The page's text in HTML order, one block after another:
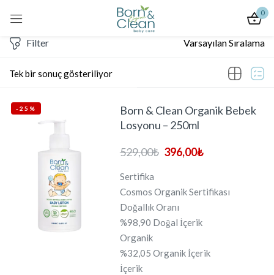
0
Tek bir sonuç gösteriliyor
Filter Varsayılan Sıralama
-25%
Born & Clean Organik Bebek
Losyonu – 250ml
529,00₺ 396,00₺
Sertifika
Cosmos Organik Sertifikası
Doğallık Oranı
%98,90 Doğal İçerik
Organik
%32,05 Organik İçerik
İçerik
Giriş Yap
Şifremi Unuttum
Giriş
Hesap Oluştur